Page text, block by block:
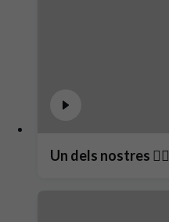
Un dels nostres ❤️‍🔥